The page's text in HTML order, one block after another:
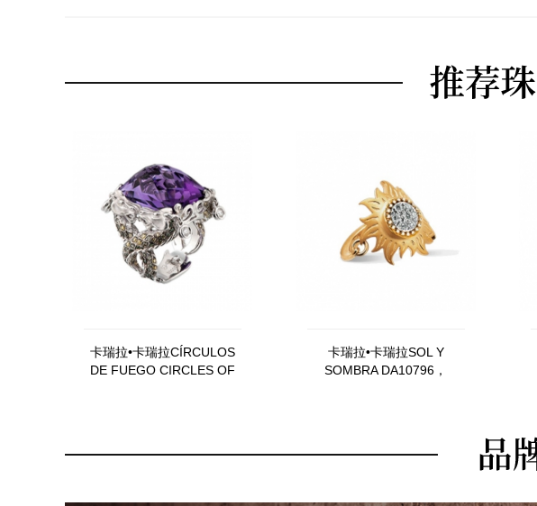
卡瑞拉•卡瑞拉CÍRCULOS
DE FUEGO CIRCLES OF
卡瑞拉•卡瑞拉SOL Y
SOMBRA DA10796，